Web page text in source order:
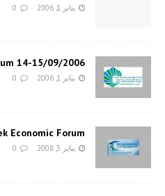
يناير 1, 2006 0
14-15/09/2006
يناير 1, 2006 0
Economic Forum
يناير 3, 2008 0